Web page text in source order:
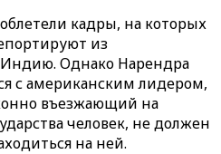
кадры, на которых
из
Однако Нарендра
с американским лидером,
въезжающий на
человек, не должен
на ней.